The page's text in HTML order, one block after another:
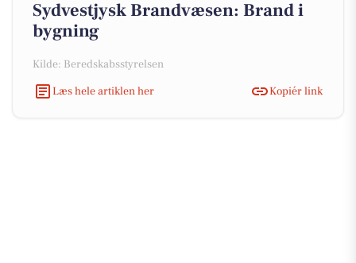
Sydvestjysk Brandvæsen: Brand i
bygning
Kilde: Beredskabsstyrelsen
Læs hele artiklen her
Kopiér link